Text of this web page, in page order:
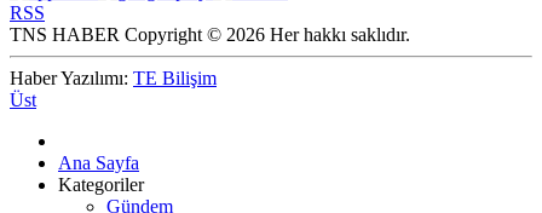
RSS
TNS HABER Copyright © 2026 Her hakkı saklıdır.
Haber Yazılımı: TE Bilişim
Üst
Ana Sayfa
Kategoriler
Gündem